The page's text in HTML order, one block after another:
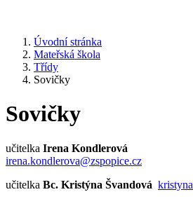
Úvodní stránka
Mateřská škola
Třídy
Sovičky
Sovičky
učitelka Irena Kondlerová
irena.kondlerova@zspopice.cz
učitelka Bc. Kristýna Švandová